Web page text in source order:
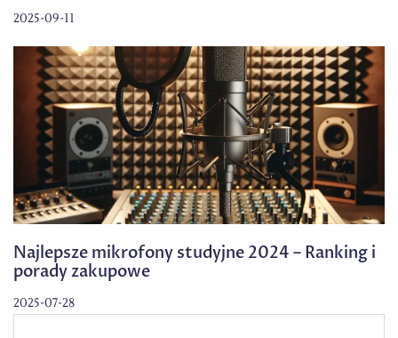
2025-09-11
Najlepsze mikrofony studyjne 2024 – Ranking i
porady zakupowe
2025-07-28